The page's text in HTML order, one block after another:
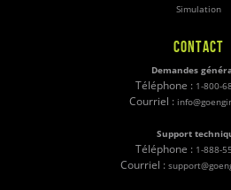
Simulation
CONTACT
Demandes
Téléphone : 1-800-
Courriel :
Support
Téléphone : 1-888-
Courriel :